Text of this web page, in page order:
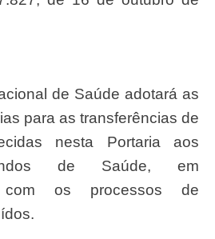
para as transferências de
nesta Portaria aos
de Saúde, em
com os processos de